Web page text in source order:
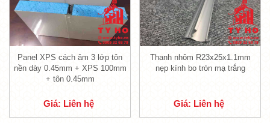
Lớp này được làm bằng tôn, các tác dụng
bảo vệ các lớp bên dưới và chịu ảnh hưởng
trực tiếp của thời tiết.
Lớp tôn của sản phẩm
tôn PU cách nhiệt
Hoa Sencó nhiều độ dày khác nhau, tùy theo
tầm quan trọng hay mục đích sử dụng của
công trình mà có thể lựa chọn.
Panel XPS cách âm 3 lớp tôn
nền dày 0.45mm + XPS 100mm
+ tôn 0.45mm
Giá: Liên hệ
Thanh nhôm R23x25x1.1mm
nẹp kính bo tròn mạ trắng
Giá: Liên hệ